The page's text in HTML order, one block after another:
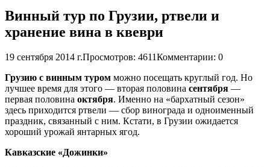
Винный тур по Грузии, ртвели и
хранение вина в квеври
19 сентября 2014 г.Просмотров: 4611Комментарии: 0
Грузию с винным туром можно посещать круглый год. Но
лучшее время для этого — вторая половина сентября —
первая половина октября. Именно на «бархатный сезон»
здесь приходится ртвели — сбор винограда и одноименный
праздник, связанный с ним. Кстати, в Грузии ожидается
хороший урожай янтарных ягод.
Кавказские «Дожинки»